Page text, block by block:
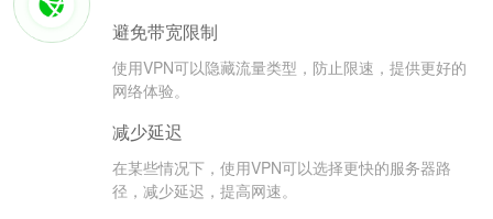
避免带宽限制
使用VPN可以隐藏流量类型，防止限速，提供更好的
网络体验。
减少延迟
在某些情况下，使用VPN可以选择更快的服务器路
径，减少延迟，提高网速。